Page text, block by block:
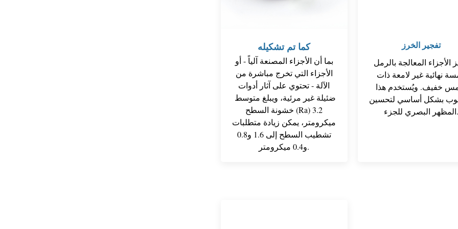
كما تم تشكيله
بما أن الأجزاء المصنعة آلياً - أو
الأجزاء التي تخرج مباشرة من
الآلة - تحتوي على آثار أدوات
ضئيلة غير مرئية، ويبلغ متوسط ​​
خشونة السطح (Ra) 3.2
ميكرومتر، يمكن زيادة متطلبات
تشطيب السطح إلى 1.6 و0.8
و0.4 ميكرومتر.
تفجير الخرز
الأجزاء المعالجة بالرمل
نهائية غير لامعة ذات
خفيف. ويُستخدم هذا
بشكل أساسي لتحسين
للجزء.